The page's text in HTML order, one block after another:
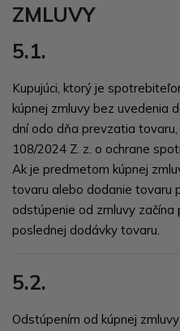
ZMLUVY
5.1.
Kupujúci, ktorý je
kúpnej zmluvy bez uvedenia
dní odo dňa prevzatia
108/2024 Z. z. o ochrane
Ak je predmetom kúpnej
tovaru alebo dodanie tovaru
odstúpenie od zmluvy
poslednej dodávky tovaru.
5.2.
Odstúpením od kúpnej